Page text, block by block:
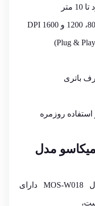
باتری
روزمره
مدل
این ماوس بی‌سیم میکاسو مدل MOS-W018 دارای